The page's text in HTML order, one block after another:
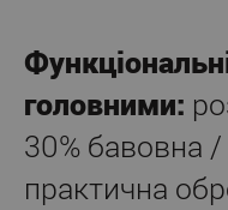
головними:
30% бавовна /
практична